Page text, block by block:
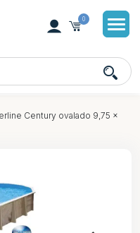
0
Century ovalado 9,75 x